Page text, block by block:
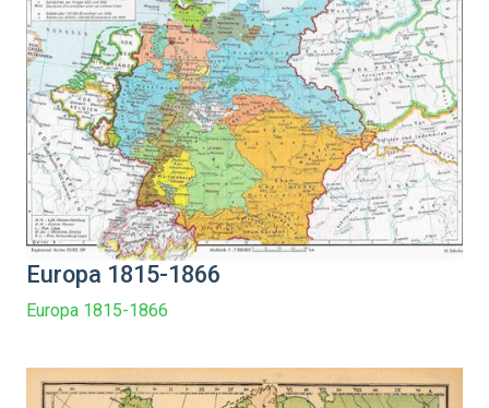
Europa 1815-1866
Europa 1815-1866